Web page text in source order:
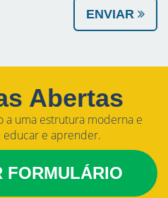
ENVIAR
Abertas
a uma estrutura moderna e
educar e aprender.
FORMULÁRIO